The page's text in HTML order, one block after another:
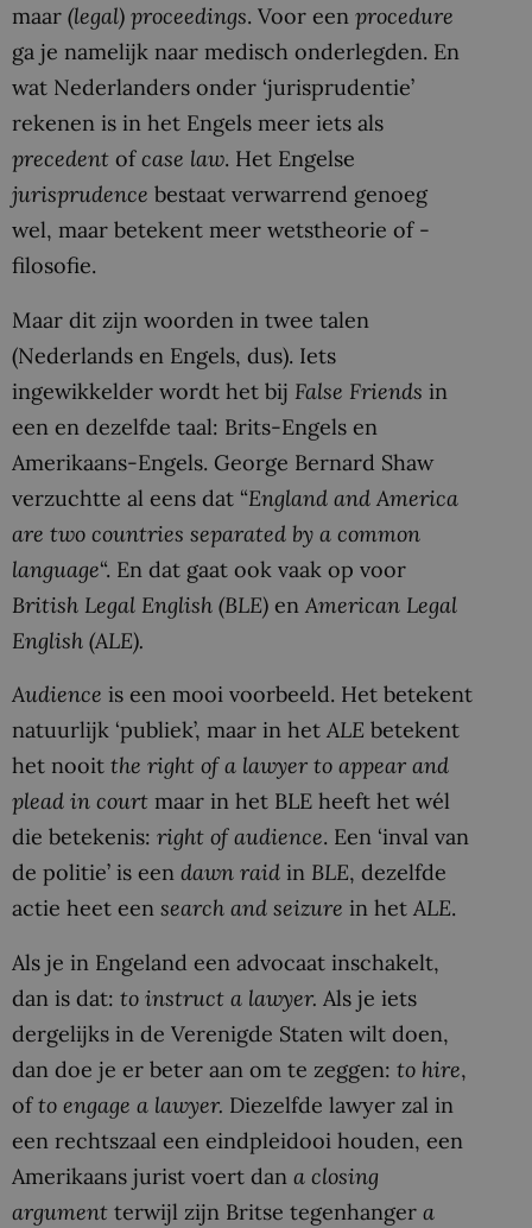
maar (legal) proceedings. Voor een procedure
ga je namelijk naar medisch onderlegden. En
wat Nederlanders onder ‘jurisprudentie’
rekenen is in het Engels meer iets als
precedent ofcase law. Het Engelse
jurisprudence bestaat verwarrend genoeg
wel, maar betekent meer wetstheorie of -
filosofie.
Maar dit zijn woorden in twee talen
(Nederlands en Engels, dus). Iets
ingewikkelder wordt het bij False Friends in
een en dezelfde taal: Brits-Engels en
Amerikaans-Engels. George Bernard Shaw
verzuchtte al eens dat “England and America
are two countries separated by a common
language“. En dat gaat ook vaak op voor
British Legal English (BLE) en American Legal
English (ALE).
Audience is een mooi voorbeeld. Het betekent
natuurlijk ‘publiek’, maar in het ALE betekent
het nooit the right of a lawyer to appear and
plead in court maar in het BLE heeft het wél
die betekenis: right of audience. Een ‘inval van
de politie’ is een dawn raid in BLE, dezelfde
actie heet een search and seizure in het ALE.
Als je in Engeland een advocaat inschakelt,
dan is dat: to instruct a lawyer. Als je iets
dergelijks in de Verenigde Staten wilt doen,
dan doe je er beter aan om te zeggen: to hire,
ofto engage a lawyer. Diezelfde lawyer zal in
een rechtszaal een eindpleidooi houden, een
Amerikaans jurist voert dan a closing
argument terwijl zijn Britse tegenhanger a